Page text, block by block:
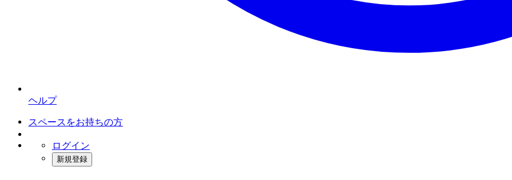
ヘルプ
スペースをお持ちの方
ログイン
新規登録